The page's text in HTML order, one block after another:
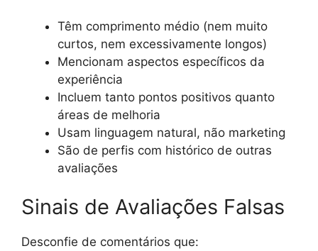
Têm comprimento médio (nem muito
curtos, nem excessivamente longos)
Mencionam aspectos específicos da
experiência
Incluem tanto pontos positivos quanto
áreas de melhoria
Usam linguagem natural, não marketing
São de perfis com histórico de outras
avaliações
Sinais de Avaliações Falsas
Desconfie de comentários que: